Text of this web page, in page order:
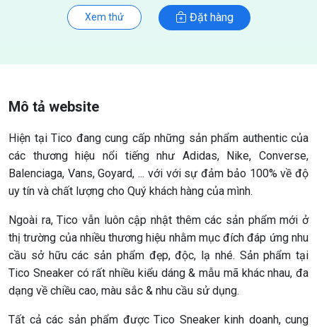
Xem thử Đặt hàng
Mô tả website
Hiện tại Tico đang cung cấp những sản phẩm authentic của
các thương hiệu nổi tiếng như Adidas, Nike, Converse,
Balenciaga, Vans, Goyard, ... với với sự đảm bảo 100% về độ
uy tín và chất lượng cho Quý khách hàng của mình.
Ngoài ra, Tico vẫn luôn cập nhật thêm các sản phẩm mới ở
thị trường của nhiều thương hiệu nhằm mục đích đáp ứng nhu
cầu sở hữu các sản phẩm đẹp, độc, lạ nhé. Sản phẩm tại
Tico Sneaker có rất nhiều kiểu dáng & mẫu mã khác nhau, đa
dạng về chiều cao, màu sắc & nhu cầu sử dụng.
Tất cả các sản phẩm được Tico Sneaker kinh doanh, cung